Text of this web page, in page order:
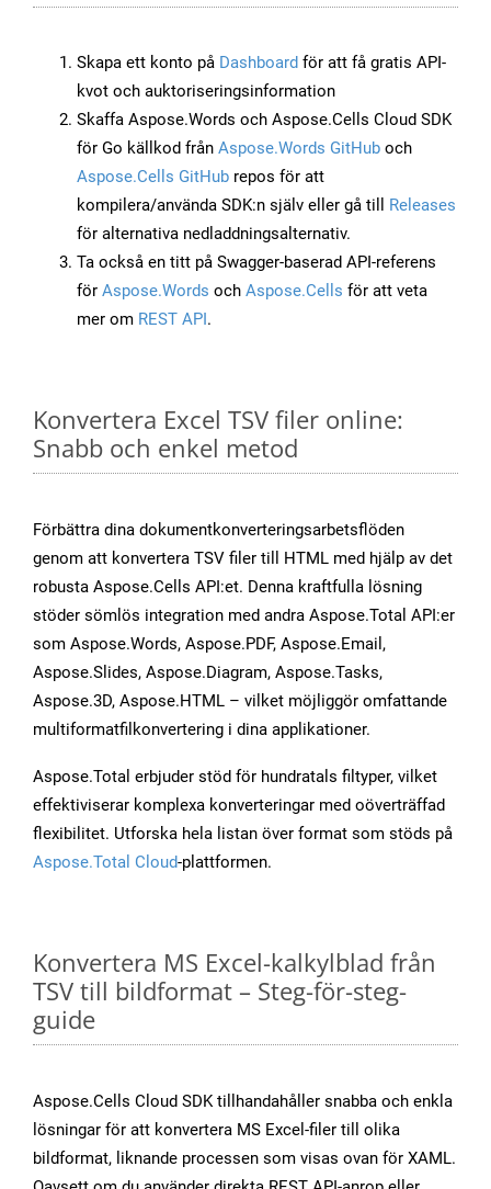
Skapa ett konto på Dashboard för att få gratis API-
kvot och auktoriseringsinformation
Skaffa Aspose.Words och Aspose.Cells Cloud SDK
för Go källkod från Aspose.Words GitHub och
Aspose.Cells GitHub repos för att
kompilera/använda SDK:n själv eller gå till Releases
för alternativa nedladdningsalternativ.
Ta också en titt på Swagger-baserad API-referens
för Aspose.Words och Aspose.Cells för att veta
mer om REST API.
Konvertera Excel TSV filer online:
Snabb och enkel metod
Förbättra dina dokumentkonverteringsarbetsflöden
genom att konvertera TSV filer till HTML med hjälp av det
robusta Aspose.Cells API:et. Denna kraftfulla lösning
stöder sömlös integration med andra Aspose.Total API:er
som Aspose.Words, Aspose.PDF, Aspose.Email,
Aspose.Slides, Aspose.Diagram, Aspose.Tasks,
Aspose.3D, Aspose.HTML – vilket möjliggör omfattande
multiformatfilkonvertering i dina applikationer.
Aspose.Total erbjuder stöd för hundratals filtyper, vilket
effektiviserar komplexa konverteringar med oöverträffad
flexibilitet. Utforska hela listan över format som stöds på
Aspose.Total Cloud-plattformen.
Konvertera MS Excel-kalkylblad från
TSV till bildformat – Steg-för-steg-
guide
Aspose.Cells Cloud SDK tillhandahåller snabba och enkla
lösningar för att konvertera MS Excel-filer till olika
bildformat, liknande processen som visas ovan för XAML.